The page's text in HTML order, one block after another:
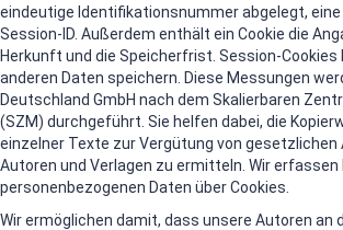
eindeutige Identifikationsnummer abgelegt,
Session-ID. Außerdem enthält ein Cookie die
Herkunft und die Speicherfrist. Session-Cookies
anderen Daten speichern. Diese Messungen
Deutschland GmbH nach dem Skalierbaren
(SZM) durchgeführt. Sie helfen dabei, die
einzelner Texte zur Vergütung von gesetzlichen
Autoren und Verlagen zu ermitteln. Wir erfassen
personenbezogenen Daten über Cookies.
Wir ermöglichen damit, dass unsere Autoren an